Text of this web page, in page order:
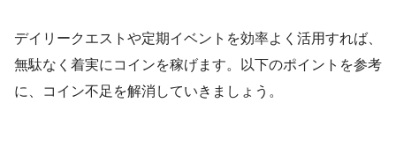
デイリークエストや定期イベントを効率よく活用すれば、
無駄なく着実にコインを稼げます。以下のポイントを参考
に、コイン不足を解消していきましょう。